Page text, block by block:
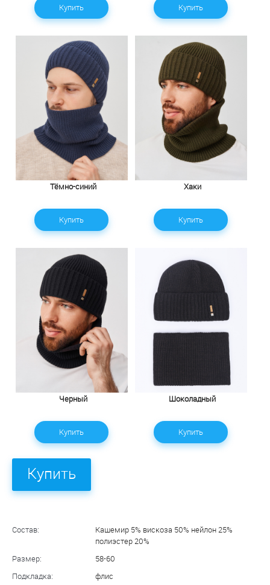
Купить Купить
Тёмно-синий
Купить
Хаки
Купить
Черный
Купить
Шоколадный
Купить
Купить
Состав:
Кашемир 5% вискоза 50% нейлон 25%
полиэстер 20%
Размер:
58-60
Подкладка:
флис